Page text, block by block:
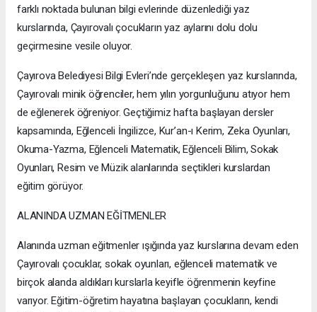
farklı noktada bulunan bilgi evlerinde düzenlediği yaz
kurslarında, Çayırovalı çocukların yaz aylarını dolu dolu
geçirmesine vesile oluyor.
Çayırova Belediyesi Bilgi Evleri’nde gerçekleşen yaz kurslarında,
Çayırovalı minik öğrenciler, hem yılın yorgunluğunu atıyor hem
de eğlenerek öğreniyor. Geçtiğimiz hafta başlayan dersler
kapsamında, Eğlenceli İngilizce, Kur’an-ı Kerim, Zeka Oyunları,
Okuma-Yazma, Eğlenceli Matematik, Eğlenceli Bilim, Sokak
Oyunları, Resim ve Müzik alanlarında seçtikleri kurslardan
eğitim görüyor.
ALANINDA UZMAN EĞİTMENLER
Alanında uzman eğitmenler ışığında yaz kurslarına devam eden
Çayırovalı çocuklar, sokak oyunları, eğlenceli matematik ve
birçok alanda aldıkları kurslarla keyifle öğrenmenin keyfine
varıyor. Eğitim-öğretim hayatına başlayan çocukların, kendi